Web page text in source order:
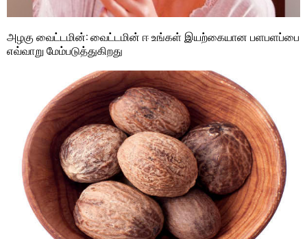
அழகு வைட்டமின்: வைட்டமின் ஈ உங்கள் இயற்கையான பளபளப்பை
எவ்வாறு மேம்படுத்துகிறது